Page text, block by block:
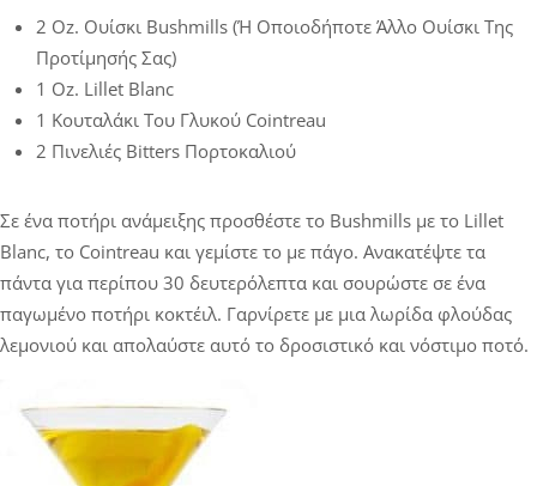
2 Oz. Ουίσκι Bushmills (ή Οποιοδήποτε Άλλο Ουίσκι Της
Προτίμησής Σας)
1 Oz. Lillet Blanc
1 Κουταλάκι Του Γλυκού Cointreau
2 Πινελιές Bitters Πορτοκαλιού
Σε ένα ποτήρι ανάμειξης προσθέστε το Bushmills με το Lillet
Blanc, το Cointreau και γεμίστε το με πάγο. Ανακατέψτε τα
πάντα για περίπου 30 δευτερόλεπτα και σουρώστε σε ένα
παγωμένο ποτήρι κοκτέιλ. Γαρνίρετε με μια λωρίδα φλούδας
λεμονιού και απολαύστε αυτό το δροσιστικό και νόστιμο ποτό.